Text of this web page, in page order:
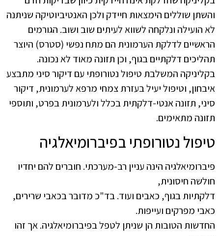
והשתן שוללים הימצאות חיידק ולכן האנטיביוטיקה שניתנה
לא הועילה ונלקחה לשווא לעיתים שוב ושוב. הגורמים
הראשיים לדלקת הערמונית הם מתח נפשי (סטרס) היוצר
תהליכים דלקתיים בגוף, וכן תזונה מאוד לא נכונה.
בקליניקה המשלבת טיפול נטורופתי עם דיקור סיני מתבצע
איבחון, וטיפול יעיל בעזרת צמחי מרפא לערמונית, דיקור
סיני, תזונה אנטי-דלקתית בכלל ולערמונית בפרט, ותוספי
תזונה מתאימים.
טיפול נטורופתי בפיברומיאלגיה
פיברומיאלגיה הינה עניין רב-מערכתי. חוברים להם יחדיו
חולשה חיסונית,
דלקתיות בגוף, כאבים ועוד. בד"כ מדובר בכאבי שרירים,
כאבי מפרקים ועייפות.
החדשות הטובות הן שניתן לטפל בפיברומיאלגיה. אך זהו